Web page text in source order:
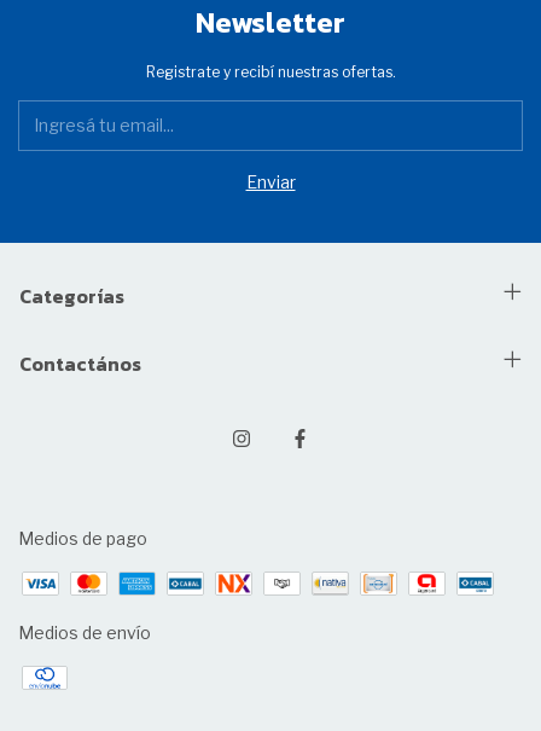
Newsletter
Registrate y recibí nuestras ofertas.
Categorías
Contactános
Medios de pago
Medios de envío